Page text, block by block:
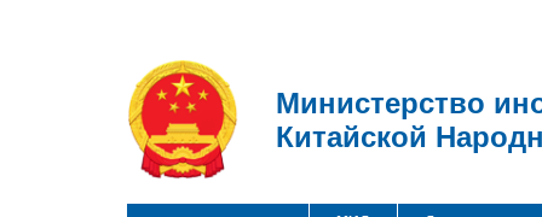
Министерство
Китайской